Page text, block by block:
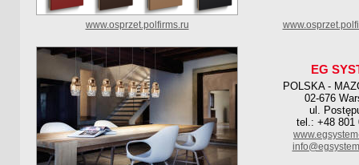
www.osprzet.polfirms.ru
EG
POLSKA -
02-676
ul.
tel.: +48 801